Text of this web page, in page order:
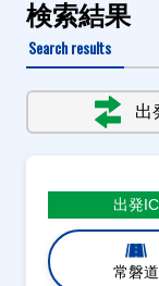
検索結果
Search results
出
出発IC
常磐道